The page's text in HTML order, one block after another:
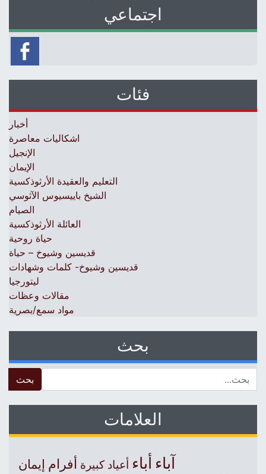
اجتماعي
فئات
أخبار
اشكاليات معاصرة
الإنجيل
الإيمان
التعليم والعقيدة الأرثوذكسية
الشيخ باييسيوس الآثوسي
الصيام
العائلة الأرثوذكسية
حياة روحية
قديسين وشيوخ – حياة
قديسين وشيوخ- كلمات وشهادات
ليتورجيا
مقالات وعظات
مواد سمع/بصرية
بحث
العلامات
آباءأباء أعياد كبيرة أفرام إيمان